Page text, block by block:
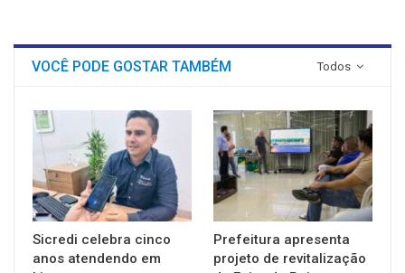
Todos
VOCÊ PODE GOSTAR TAMBÉM
Sicredi celebra cinco
anos atendendo em
Prefeitura apresenta
projeto de revitalização